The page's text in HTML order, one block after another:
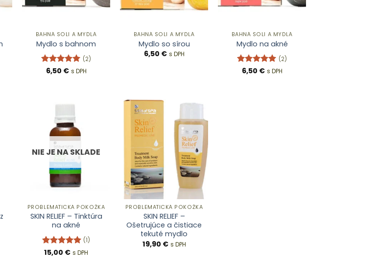
BAHNÁ SOLI A MYDLÁ
Mydlo s bahnom
Hodnotenie
(2)
6,50 € s DPH
BAHNÁ SOLI A MYDLÁ
Mydlo so sírou
6,50 € s DPH
BAHNÁ SOLI A MYDLÁ
Mydlo na akné
Hodnotenie
(2)
6,50 € s DPH
NIE JE NA SKLADE
PROBLEMATICKÁ POKOŽKA
SKIN RELIEF – Tinktúra
na akné
Hodnotenie
(1)
15,00 € s DPH
PROBLEMATICKÁ POKOŽKA
SKIN RELIEF –
Ošetrujúce a čistiace
tekuté mydlo
19,90 € s DPH